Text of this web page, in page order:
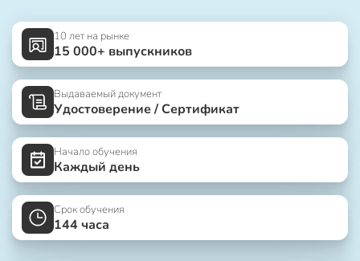
10 лет на рынке
15 000+ выпускников
Выдаваемый документ
Удостоверение / Сертификат
Начало обучения
Каждый день
Срок обучения
144 часа